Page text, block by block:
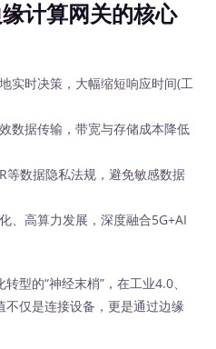
计算网关的核心
实时决策，大幅缩短响应时间(工
数据传输，带宽与存储成本降低
等数据隐私法规，避免敏感数据
、高算力发展，深度融合5G+AI
型的“神经末梢”，在工业4.0、
仅是连接设备，更是通过边缘